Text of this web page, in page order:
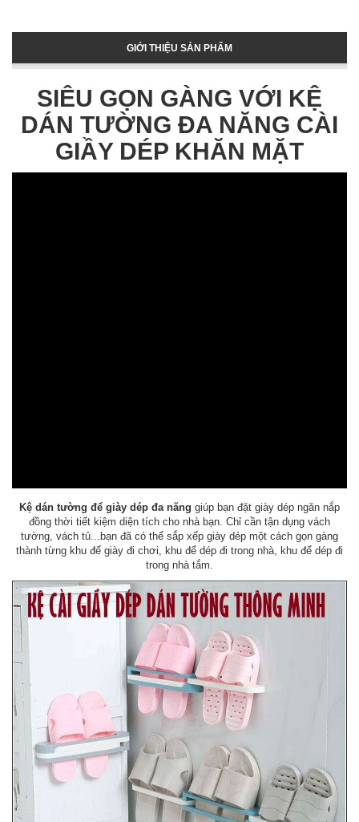
GIỚI THIỆU SẢN PHẨM
SIÊU GỌN GÀNG VỚI KỆ
DÁN TƯỜNG ĐA NĂNG CÀI
GIẦY DÉP KHĂN MẶT
Kệ dán tường để giày dép đa năng giúp bạn đặt giày dép ngăn nắp
đồng thời tiết kiệm diện tích cho nhà bạn. Chỉ cần tận dụng vách
tường, vách tủ...bạn đã có thể sắp xếp giày dép một cách gọn gàng
thành từng khu để giày đi chơi, khu để dép đi trong nhà, khu để dép đi
trong nhà tắm.